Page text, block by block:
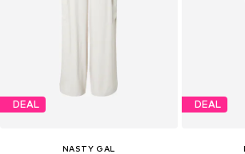
DEAL
NASTY GAL
DEAL